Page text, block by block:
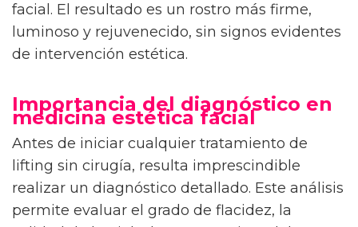
facial. El resultado es un rostro más firme,
luminoso y rejuvenecido, sin signos evidentes
de intervención estética.
Importancia del diagnóstico en
medicina estética facial
Antes de iniciar cualquier tratamiento de
lifting sin cirugía, resulta imprescindible
realizar un diagnóstico detallado. Este análisis
permite evaluar el grado de flacidez, la